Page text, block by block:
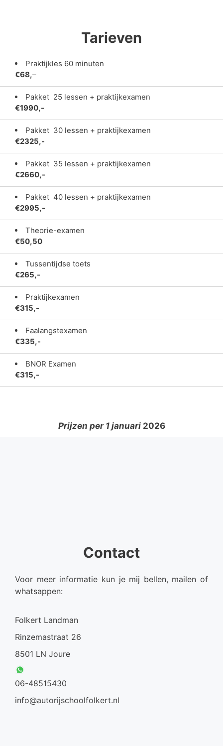
Tarieven
Praktijkles 60 minuten
€68,–
Pakket 25 lessen + praktijkexamen
€1990,-
Pakket 30 lessen + praktijkexamen
€2325,-
Pakket 35 lessen + praktijkexamen
€2660,-
Pakket 40 lessen + praktijkexamen
€2995,-
Theorie-examen
€50,50
Tussentijdse toets
€265,-
Praktijkexamen
€315,-
Faalangstexamen
€335,-
BNOR Examen
€315,-
Prijzen per 1 januari 2026
Contact
Voor meer informatie kun je mij bellen, mailen of
whatsappen:
Folkert Landman
Rinzemastraat 26
8501 LN Joure
06-48515430
info@autorijschoolfolkert.nl